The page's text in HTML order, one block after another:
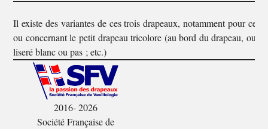
Il existe des variantes de ces trois drapeaux, notamment pour ces
ou concernant le petit drapeau tricolore (au bord du drapeau, ou
liseré blanc ou pas ; etc.)
2016- 2026
Société Française de